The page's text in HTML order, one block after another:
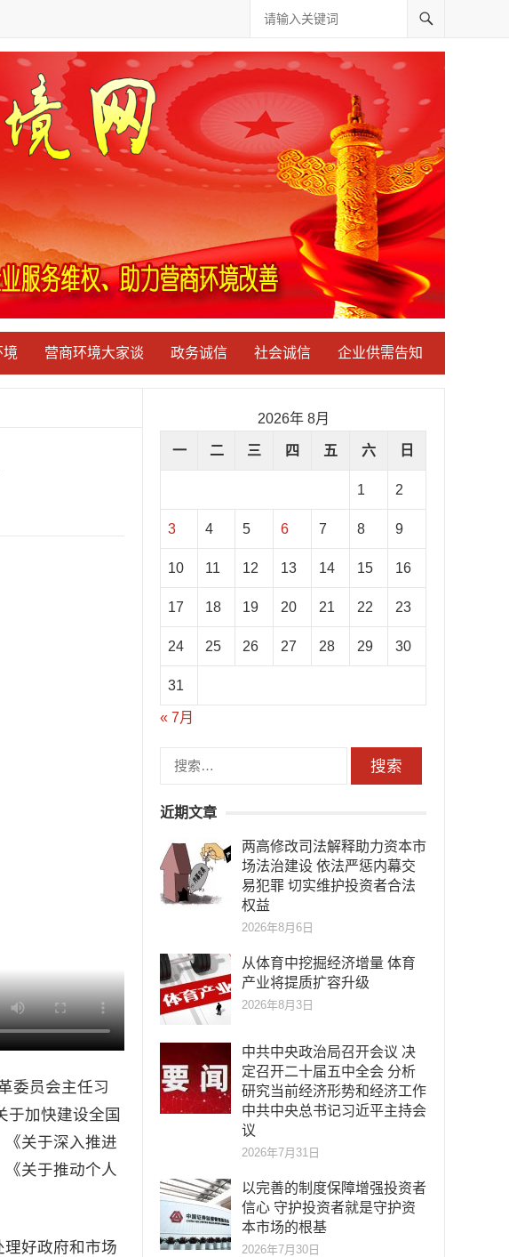
境 营商环境大家谈 政务诚信 社会诚信 企业供需告知
委员会主任习
于加快建设全国
关于深入推进
关于推动个人
好政府和市场
2026年 8月
一 二 三 四 五 六 日
1 2
3 4 5 6 7 8 9
10 11 12 13 14 15 16
17 18 19 20 21 22 23
24 25 26 27 28 29 30
31
« 7月
近期文章
两高修改司法解释助力资本市
场法治建设 依法严惩内幕交
易犯罪 切实维护投资者合法
权益
2026年8月6日
从体育中挖掘经济增量 体育
产业将提质扩容升级
2026年8月3日
中共中央政治局召开会议 决
定召开二十届五中全会 分析
研究当前经济形势和经济工作
中共中央总书记习近平主持会
议
2026年7月31日
以完善的制度保障增强投资者
信心 守护投资者就是守护资
本市场的根基
2026年7月30日